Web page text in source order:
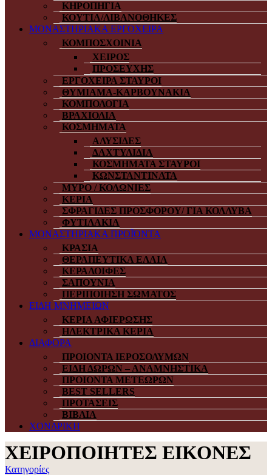
ΚΗΡΟΠΗΓΙΑ
ΚΟΥΤΙΑ/ΛΙΒΑΝΟΘΗΚΕΣ
ΜΟΝΑΣΤΗΡΙΑΚΑ ΕΡΓΟΧΕΙΡΑ
ΚΟΜΠΟΣΧΟΙΝΙΑ
ΧΕΙΡΟΣ
ΠΡΟΣΕΥΧΗΣ
ΕΡΓΟΧΕΙΡΑ ΣΤΑΥΡΟΙ
ΘΥΜΙΑΜΑ-ΚΑΡΒΟΥΝΑΚΙΑ
ΚΟΜΠΟΛΟΓΙΑ
ΒΡΑΧΙΟΛΙΑ
ΚΟΣΜΗΜΑΤΑ
ΑΛΥΣΙΔΕΣ
ΔΑΧΤΥΛΙΔΙΑ
ΚΟΣΜΗΜΑΤΑ ΣΤΑΥΡΟΙ
ΚΩΝΣΤΑΝΤΙΝΑΤΑ
ΜΥΡΟ / ΚΟΛΩΝΙΕΣ
ΚΕΡΙΑ
ΣΦΡΑΓΙΔΕΣ ΠΡΟΣΦΟΡΟΥ/ ΓΙΑ ΚΟΛΛΥΒΑ
ΦΥΤΙΛΑΚΙΑ
ΜΟΝΑΣΤΗΡΙΑΚΑ ΠΡΟΪΌΝΤΑ
ΚΡΑΣΙΑ
ΘΕΡΑΠΕΥΤΙΚΑ ΕΛΑΙΑ
ΚΕΡΑΛΟΙΦΕΣ
ΣΑΠΟΥΝΙΑ
ΠΕΡΙΠΟΙΗΣΗ ΣΩΜΑΤΟΣ
ΕΙΔΗ ΜΝΗΜΕΙΩΝ
ΚΕΡΙΑ ΑΦΙΕΡΩΣΗΣ
ΗΛΕΚΤΡΙΚΑ ΚΕΡΙΑ
ΔΙΑΦΟΡΑ
ΠΡΟΙΟΝΤΑ ΙΕΡΟΣΟΛΥΜΩΝ
ΕΙΔΗ ΔΩΡΩΝ – ΑΝΑΜΝΗΣΤΙΚΑ
ΠΡΟΙΟΝΤΑ ΜΕΤΕΩΡΩΝ
BEST SELLERS
ΠΡΟΤΑΣΕΙΣ
ΒΙΒΛΙΑ
ΧΟΝΔΡΙΚΗ
ΧΕΙΡΟΠΟΙΗΤΕΣ ΕΙΚΟΝΕΣ
Κατηγορίες